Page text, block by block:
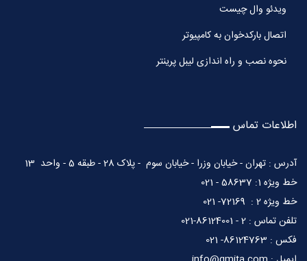
ویدئو وال چیست
اتصال بارکدخوان به کامپیوتر
نحوه نصب و راه اندازی لیبل پرینتر
اطلاعات تماس
آدرس : تهران - خیابان وزرا - خیابان سوم - پلاک 28 - طبقه 5 - واحد 13
خط ویژه 1: 58637 - 021
خط ویژه 2 : 72169- 021
تلفن تماس : 2 - 86124001-021
فکس : 86124763- 021